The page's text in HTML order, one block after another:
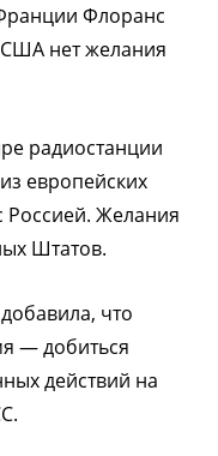
Флоранс
нет желания
радиостанции
европейских
Россией. Желания
Штатов.
что
— добиться
действий на